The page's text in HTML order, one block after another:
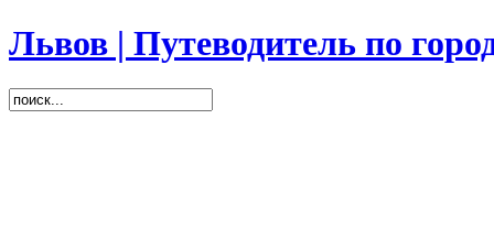
Львов | Путеводитель по